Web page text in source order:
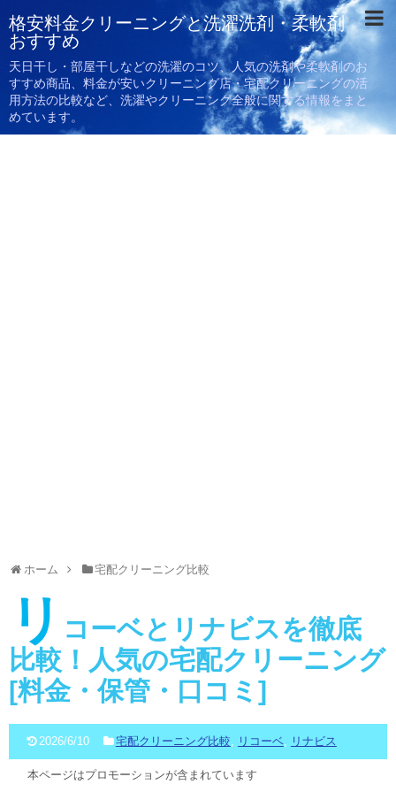
格安料金クリーニングと洗濯洗剤・柔軟剤
おすすめ
天日干し・部屋干しなどの洗濯のコツ、人気の洗剤や柔軟剤のお
すすめ商品、料金が安いクリーニング店・宅配クリーニングの活
用方法の比較など、洗濯やクリーニング全般に関する情報をまと
めています。
ホーム 宅配クリーニング比較
リ コーベとリナビスを徹底
比較！人気の宅配クリーニング
[料金・保管・口コミ]
2026/6/10 宅配クリーニング比較, リコーベ, リナビス
本ページはプロモーションが含まれています